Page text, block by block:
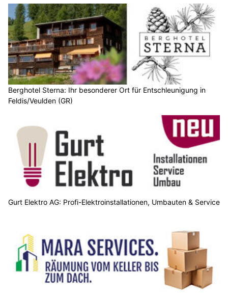
Berghotel Sterna: Ihr besonderer Ort für Entschleunigung in
Feldis/Veulden (GR)
Gurt Elektro AG: Profi-Elektroinstallationen, Umbauten & Service